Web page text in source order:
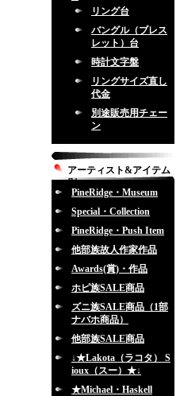
リング台
バングル（ブレス
レット）台
時計文字盤
リングサイズ直し
代金
別途販売用チェー
ン
アーティスト&アイテム
別
PineRidge・Museum
Special・Collection
PineRidge・Push Item
他部族故人作家作品
Awards(賞)・作品
ホピ族SALE商品
ズニ族SALE商品（1部
ナバホ商品）
他部族SALE商品
↓★Lakota（ラコタ） S
ioux（スー）★↓
★Michael・Haskell